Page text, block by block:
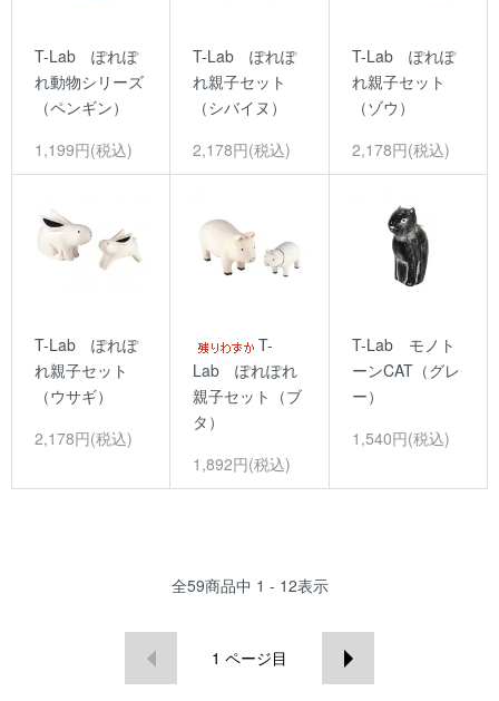
T-Lab ぽれぽ
れ動物シリーズ
（ペンギン）
1,199円(税込)
T-Lab ぽれぽ
れ親子セット
（シバイヌ）
2,178円(税込)
T-Lab ぽれぽ
れ親子セット
（ゾウ）
2,178円(税込)
T-Lab ぽれぽ
れ親子セット
（ウサギ）
2,178円(税込)
T-
Lab ぽれぽれ
親子セット（ブ
タ）
1,892円(税込)
T-Lab モノト
ーンCAT（グレ
ー）
1,540円(税込)
全59商品中 1 - 12表示
1 ページ目